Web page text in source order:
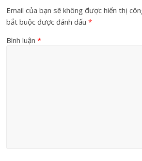
Email của bạn sẽ không được hiển thị
bắt buộc được đánh dấu*
Bình luận*